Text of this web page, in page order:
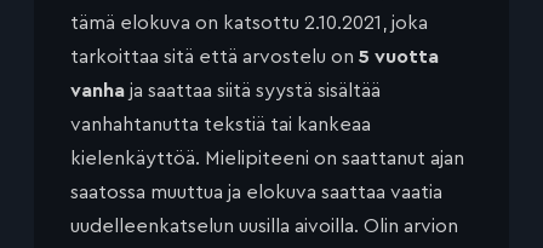
tämä elokuva on katsottu 2.10.2021, joka
tarkoittaa sitä että arvostelu on 5 vuotta
vanha ja saattaa siitä syystä sisältää
vanhahtanutta tekstiä tai kankeaa
kielenkäyttöä. Mielipiteeni on saattanut ajan
saatossa muuttua ja elokuva saattaa vaatia
uudelleenkatselun uusilla aivoilla. Olin arvion